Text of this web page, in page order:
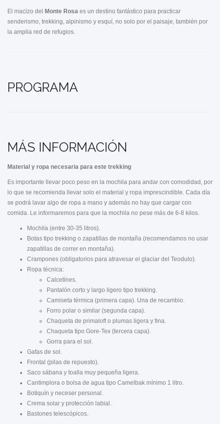
El macizo del Monte Rosa es un destino fantástico para practicar
senderismo, trekking, alpinismo y esquí, no solo por el paisaje, también por
la amplia red de refugios.
PROGRAMA
MÁS INFORMACIÓN
Material y ropa necesaria para este trekking
Es importante llevar poco peso en la mochila para andar con comodidad, por
lo que se recomienda llevar solo el material y ropa imprescindible. Cada día
se podrá lavar algo de ropa a mano y además no hay que cargar con
comida. Le informaremos para que la mochila no pese más de 6-8 kilos.
Mochila (entre 30-35 litros).
Botas tipo trekking o zapatillas de montaña (recomendamos no usar
zapatillas de correr en montaña).
Crampones (obligatorios para atravesar el glaciar del Teodulo).
Ropa técnica:
Calcetines.
Pantalón corto y largo ligero tipo trekking.
Camiseta térmica (primera capa). Una de recambio.
Forro polar o similar (segunda capa).
Chaqueta de primaloft o plumas ligera y fina.
Chaqueta tipo Gore-Tex (tercera capa).
Gorra para el sol.
Gafas de sol.
Frontal (pilas de repuesto).
Saco sábana y toalla muy pequeña ligera.
Cantimplora o bolsa de agua tipo Camelbak mínimo 1 litro.
Botiquín y neceser personal.
Crema solar y protección labial.
Bastones telescópicos.